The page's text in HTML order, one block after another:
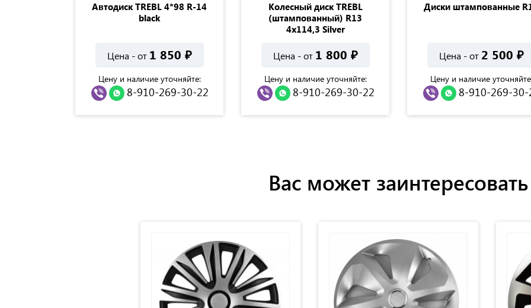
Автодиск TREBL 4*98 R-14
black
Цена - от 1 850 ₽
Цену и наличие уточняйте:
8-910-269-30-22
Колесный диск TREBL
(штампованный) R13
4x114,3 Silver
Цена - от 1 800 ₽
Цену и наличие уточняйте:
8-910-269-30-22
Диски штампованные
Цена - от 2 500 ₽
Цену и наличие
8-910-269-30-
Вас может заинтересовать